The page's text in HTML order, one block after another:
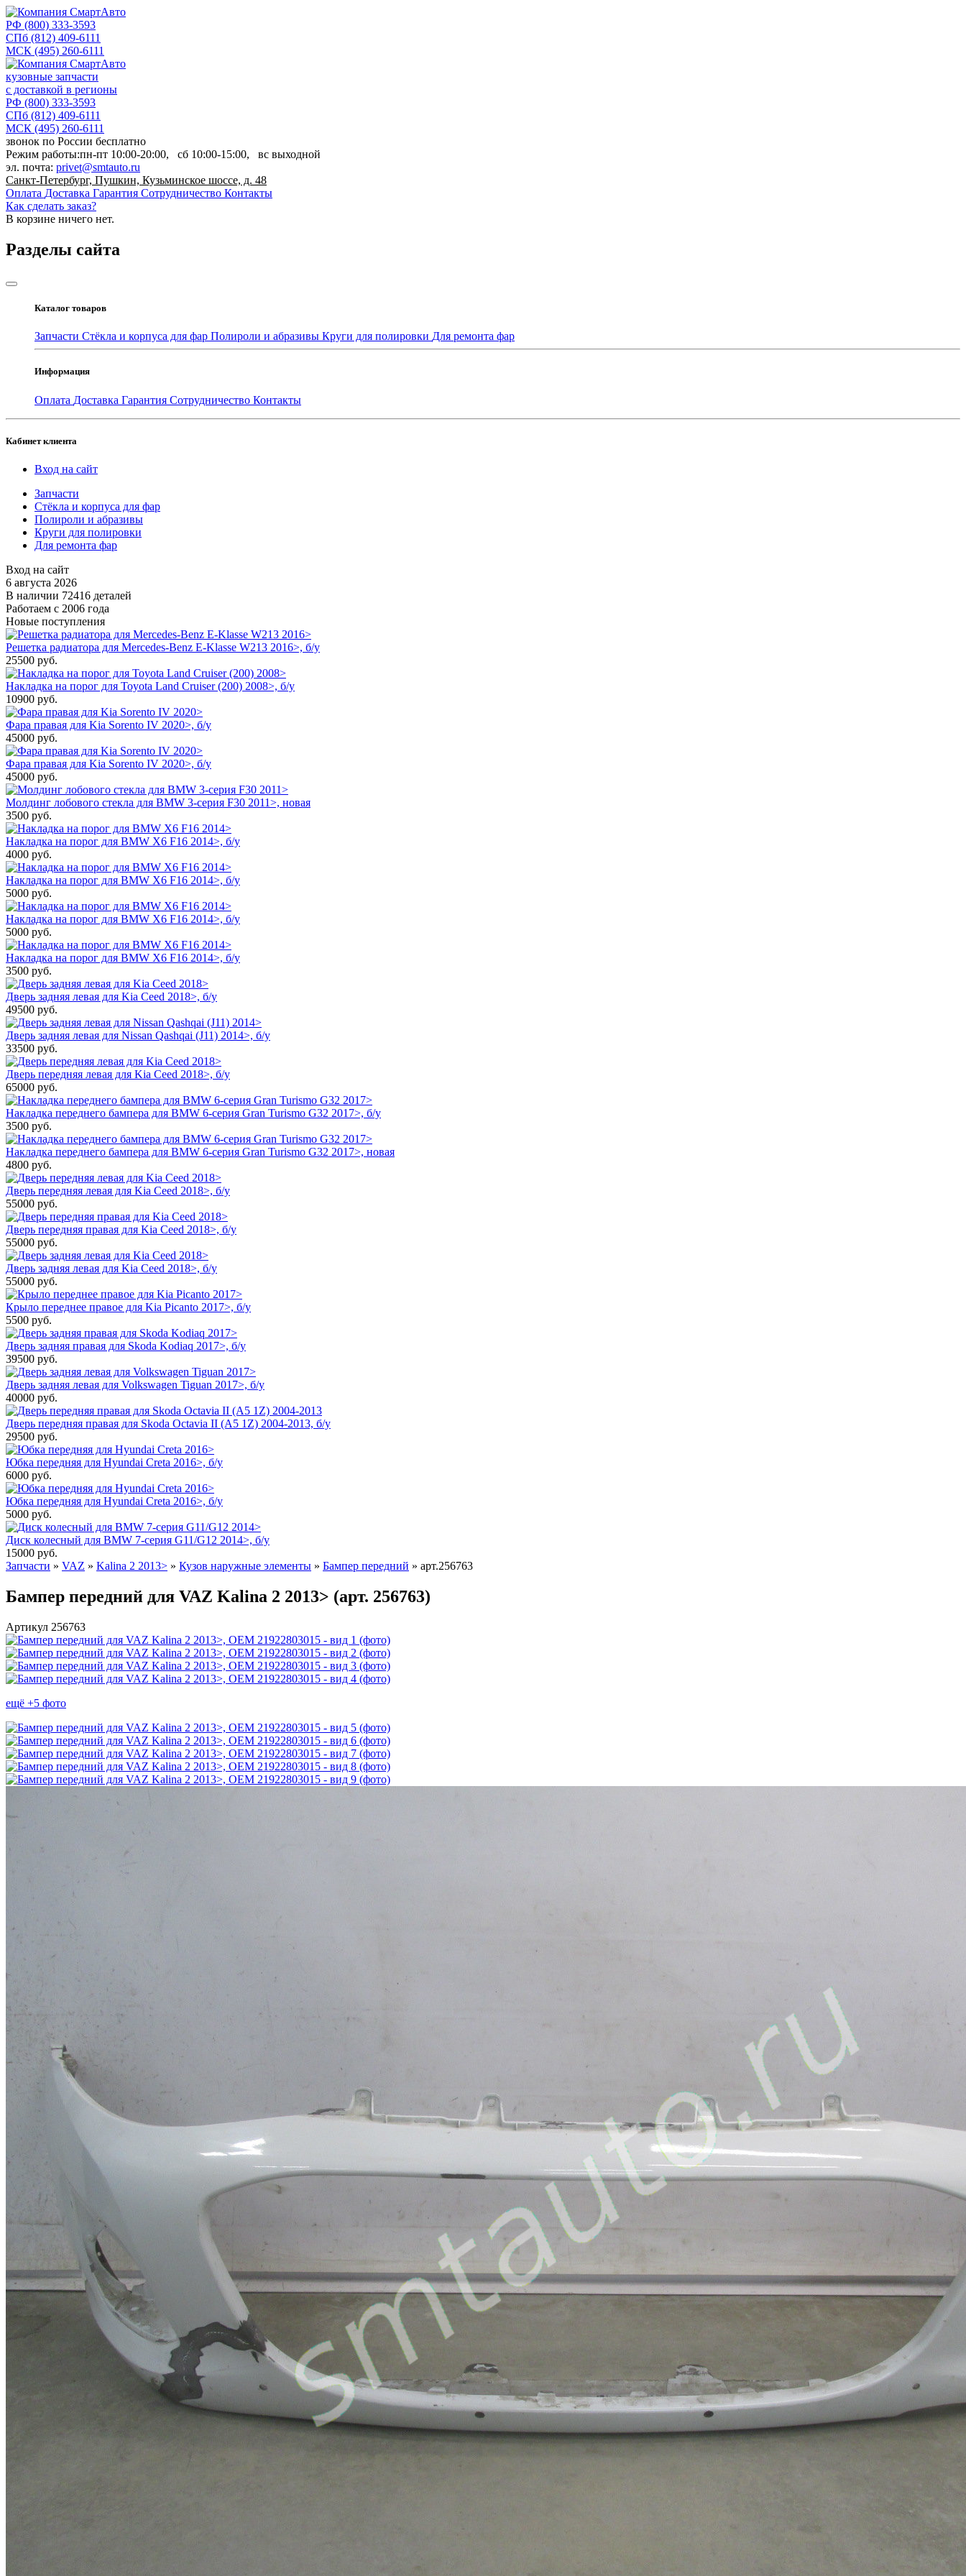
РФ (800) 333-3593
СПб (812) 409-6111
МСК (495) 260-6111
кузовные запчасти
с доставкой в регионы
РФ (800) 333-3593
СПб (812) 409-6111
МСК (495) 260-6111
звонок по России бесплатно
Режим работы:пн-пт 10:00-20:00, сб 10:00-15:00, вс выходной
эл. почта: privet@smtauto.ru
Санкт-Петербург, Пушкин, Кузьминское шоссе, д. 48
Оплата Доставка Гарантия Сотрудничество Контакты
Как сделать заказ?
В корзине ничего нет.
Разделы сайта
Каталог товаров
Запчасти Стёкла и корпуса для фар Полироли и абразивы Круги для полировки Для ремонта фар
Информация
Оплата Доставка Гарантия Сотрудничество Контакты
Кабинет клиента
Вход на сайт
Запчасти
Стёкла и корпуса для фар
Полироли и абразивы
Круги для полировки
Для ремонта фар
Вход на сайт
6 августа 2026
В наличии 72416 деталей
Работаем с 2006 года
Новые поступления
Решетка радиатора для Mercedes-Benz E-Klasse W213 2016>, б/у
25500 руб.
Накладка на порог для Toyota Land Cruiser (200) 2008>, б/у
10900 руб.
Фара правая для Kia Sorento IV 2020>, б/у
45000 руб.
Фара правая для Kia Sorento IV 2020>, б/у
45000 руб.
Молдинг лобового стекла для BMW 3-серия F30 2011>, новая
3500 руб.
Накладка на порог для BMW X6 F16 2014>, б/у
4000 руб.
Накладка на порог для BMW X6 F16 2014>, б/у
5000 руб.
Накладка на порог для BMW X6 F16 2014>, б/у
5000 руб.
Накладка на порог для BMW X6 F16 2014>, б/у
3500 руб.
Дверь задняя левая для Kia Ceed 2018>, б/у
49500 руб.
Дверь задняя левая для Nissan Qashqai (J11) 2014>, б/у
33500 руб.
Дверь передняя левая для Kia Ceed 2018>, б/у
65000 руб.
Накладка переднего бампера для BMW 6-серия Gran Turismo G32 2017>, б/у
3500 руб.
Накладка переднего бампера для BMW 6-серия Gran Turismo G32 2017>, новая
4800 руб.
Дверь передняя левая для Kia Ceed 2018>, б/у
55000 руб.
Дверь передняя правая для Kia Ceed 2018>, б/у
55000 руб.
Дверь задняя левая для Kia Ceed 2018>, б/у
55000 руб.
Крыло переднее правое для Kia Picanto 2017>, б/у
5500 руб.
Дверь задняя правая для Skoda Kodiaq 2017>, б/у
39500 руб.
Дверь задняя левая для Volkswagen Tiguan 2017>, б/у
40000 руб.
Дверь передняя правая для Skoda Octavia II (A5 1Z) 2004-2013, б/у
29500 руб.
Юбка передняя для Hyundai Creta 2016>, б/у
6000 руб.
Юбка передняя для Hyundai Creta 2016>, б/у
5000 руб.
Диск колесный для BMW 7-серия G11/G12 2014>, б/у
15000 руб.
Запчасти » VAZ » Kalina 2 2013> » Кузов наружные элементы » Бампер передний » арт.256763
Бампер передний для VAZ Kalina 2 2013> (арт. 256763)
Артикул 256763
ещё +5 фото